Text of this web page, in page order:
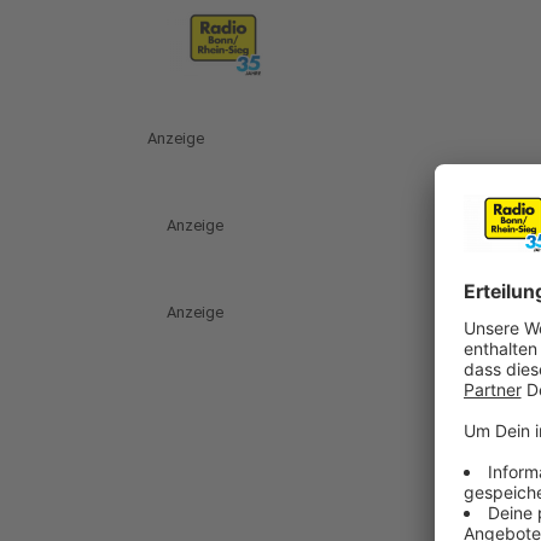
Anzeige
Anzeige
Anzeige